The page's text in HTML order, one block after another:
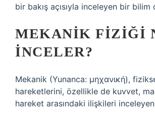
bir bakış açısıyla inceleyen bir bilim
MEKANIK FIZIĞI
INCELER?
Mekanik (Yunanca: μηχανική),
hareketlerini, özellikle de kuvvet,
hareket arasındaki ilişkileri inceleyen